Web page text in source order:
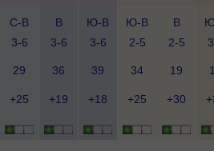
С-В
3-6
В
3-6
Ю-В
3-6
Ю-В
2-5
В
2-5
29 36 39 34 19
+25 +19 +18 +25 +30